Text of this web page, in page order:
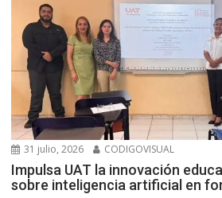
31 julio, 2026 CODIGOVISUAL
Impulsa UAT la innovación
sobre inteligencia artificial en